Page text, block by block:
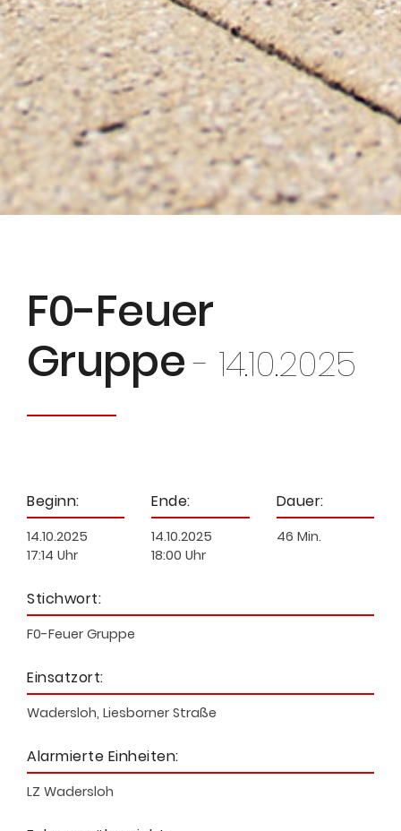
F0-Feuer
Gruppe- 14.10.2025
Beginn:
14.10.2025
17:14 Uhr
Ende:
14.10.2025
18:00 Uhr
Dauer:
46 Min.
Stichwort:
F0-Feuer Gruppe
Einsatzort:
Wadersloh, Liesborner Straße
Alarmierte Einheiten:
LZ Wadersloh